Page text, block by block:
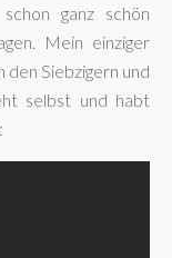
ganz schön
Mein einziger
Siebzigern und
selbst und habt